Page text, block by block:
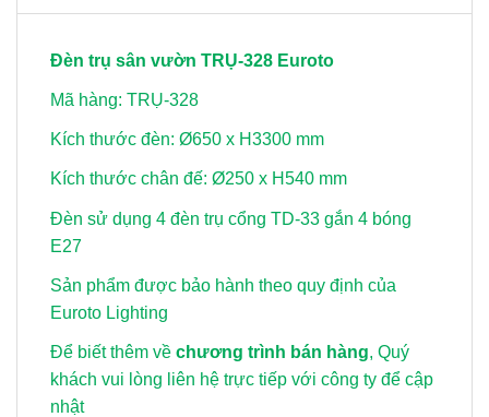
Đèn trụ sân vườn TRỤ-328 Euroto
Mã hàng: TRỤ-328
Kích thước đèn: Ø650 x H3300 mm
Kích thước chân đế: Ø250 x H540 mm
Đèn sử dụng 4 đèn trụ cổng TD-33 gắn 4 bóng
E27
Sản phẩm được bảo hành theo quy định của
Euroto Lighting
Để biết thêm về chương trình bán hàng, Quý
khách vui lòng liên hệ trực tiếp với công ty để cập
nhật